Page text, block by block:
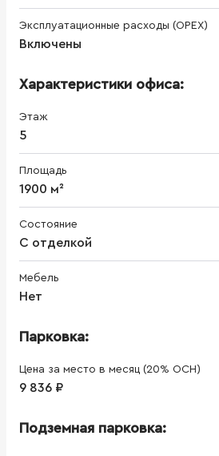
Эксплуатационные расходы (OPEX)
Включены
Характеристики офиса:
Этаж
5
Площадь
1900 м²
Состояние
С отделкой
Мебель
Нет
Парковка:
Цена за место в месяц (20% ОСН)
9 836 ₽
Подземная парковка: